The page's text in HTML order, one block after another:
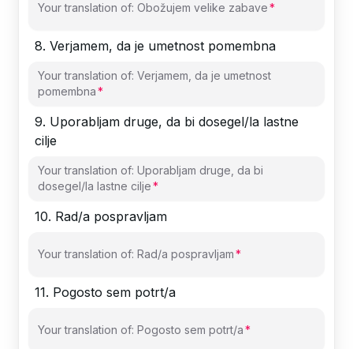
Your translation of: Obožujem velike zabave
8. Verjamem, da je umetnost pomembna
Your translation of: Verjamem, da je umetnost
pomembna
9. Uporabljam druge, da bi dosegel/la lastne
cilje
Your translation of: Uporabljam druge, da bi
dosegel/la lastne cilje
10. Rad/a pospravljam
Your translation of: Rad/a pospravljam
11. Pogosto sem potrt/a
Your translation of: Pogosto sem potrt/a